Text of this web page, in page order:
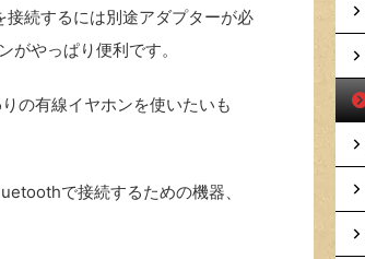
続するには別途アダプターが必
やっぱり便利です。
の有線イヤホンを使いたいも
で接続するための機器、